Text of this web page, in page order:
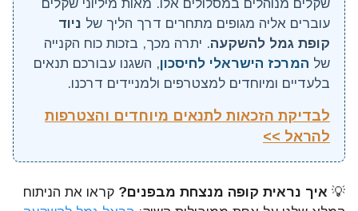
שקלים מנוהלים במסלולים אלו. מאות מיליוני שקלים
עוברים אליה מגופים מתחרים דרך הליך של ניוד
קופת גמל להשקעה. יתרה מכך, בזכות כוח הקנייה
של המרכז הישראלי לחיסכון, השגנו עבורכם תנאים
בלעדיים ומיוחדים למצטרפים ולמניידים דרכנו.
לבדיקת הזכאות לתנאים מיוחדים והצטרפות
להראל >>
💡 איך נראית קופה מנצחת מבפנים? קראו את הניתוח